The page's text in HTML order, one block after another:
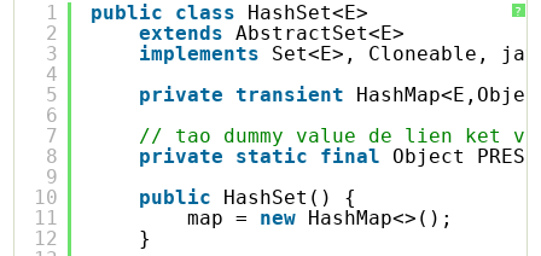
?
1
2
3
4
5
6
7
8
9
10
11
12
public class
HashSet<E>
extends
AbstractSet<E>
implements
Set<E>, Cloneable,
private
transient
// tao dummy value de lien ket
private
static final
Object
public
HashSet() {
map = new HashMap<>();
}